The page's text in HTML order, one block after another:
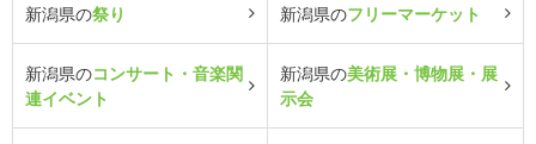
新潟県の祭り 新潟県のフリーマーケット
新潟県のコンサート・音楽関
連イベント
新潟県の美術展・博物展・展
示会